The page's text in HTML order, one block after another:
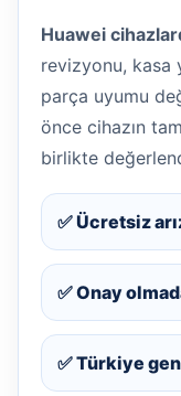
Huawei
revizyonu, kasa
parça uyumu
önce cihazın
birlikte
✅ Ücretsiz
✅ Onay
✅ Türkiye